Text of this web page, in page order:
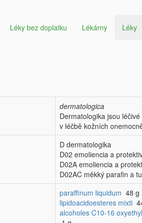
Léky bez doplatku Lékárny Léky
dermatologica
Dermatologika jsou
v léčbě kožních
D dermatologika
D02 emoliencia a
D02A emoliencia a
D02AC měkký parafin a
paraffinum liquidum 48 g
lipidoacidoesteres mixti
alcoholes C10-16